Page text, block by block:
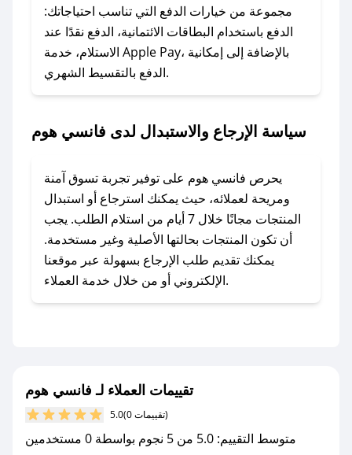
الرسائل الخاصة على تويتر أو البريد الإلكتروني،
وسنقوم بحل المشكلة في أسرع وقت ممكن.
### ماذا أفعل إذا لم أجد كود خصم لمتجري
المفضل؟
مراسلتنا مباشرة وسنعمل على توفير الكوبونات في
### كيف تحصل على كوبونات خصم حصرية من
فانسي هوم؟
للحصول على كوبونات وخصومات حصرية، قم بما
يلي:
- اضغط على أيقونة متابعة لمتجر فانسي هوم في
مع صحصح، تسوق بذكاء ووفّر على كل مشترياتك مع
كوبونات خصم حصرية من فانسي هوم!
مجموعة من خيارات الدفع التي تناسب احتياجاتك:
الدفع باستخدام البطاقات الائتمانية، الدفع نقدًا عند
الاستلام، خدمة Apple Pay، بالإضافة إلى إمكانية
الدفع بالتقسيط الشهري.
سياسة الإرجاع والاستبدال لدى فانسي هوم
يحرص فانسي هوم على توفير تجربة تسوق آمنة
ومريحة لعملائه، حيث يمكنك استرجاع أو استبدال
المنتجات مجانًا خلال 7 أيام من استلام الطلب. يجب
أن تكون المنتجات بحالتها الأصلية وغير مستخدمة.
يمكنك تقديم طلب الإرجاع بسهولة عبر موقعنا
الإلكتروني أو من خلال خدمة العملاء.
تقييمات العملاء لـ فانسي هوم
5.0 (0 تقييمات)
متوسط التقييم: 5.0 من 5 نجوم بواسطة 0 مستخدمين